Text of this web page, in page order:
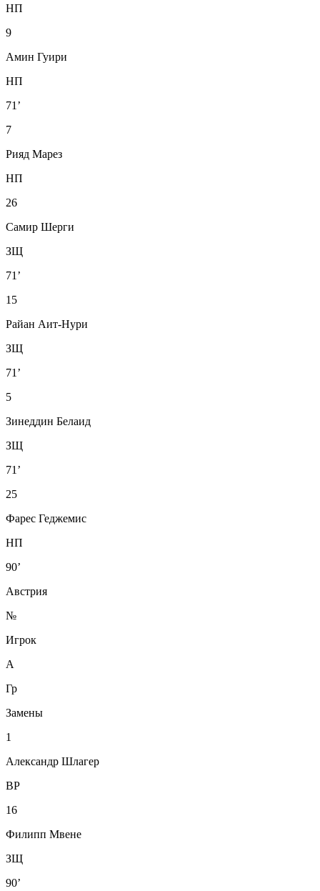
НП
9
Амин Гуири
НП
71’
7
Рияд Марез
НП
26
Самир Шерги
ЗЩ
71’
15
Райан Аит-Нури
ЗЩ
71’
5
Зинеддин Белаид
ЗЩ
71’
25
Фарес Геджемис
НП
90’
Австрия
№
Игрок
А
Гр
Замены
1
Александр Шлагер
ВР
16
Филипп Мвене
ЗЩ
90’